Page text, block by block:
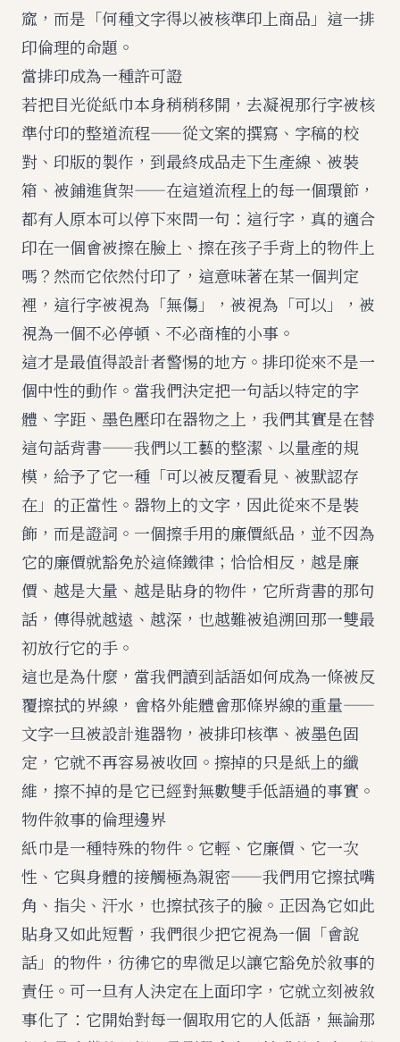
窳，而是「何種文字得以被核準印上商品」這一排
印倫理的命題。
當排印成為一種許可證
若把目光從紙巾本身稍稍移開，去凝視那行字被核
準付印的整道流程——從文案的撰寫、字稿的校
對、印版的製作，到最終成品走下生產線、被裝
箱、被鋪進貨架——在這道流程上的每一個環節，
都有人原本可以停下來問一句：這行字，真的適合
印在一個會被擦在臉上、擦在孩子手背上的物件上
嗎？然而它依然付印了，這意味著在某一個判定
裡，這行字被視為「無傷」，被視為「可以」，被
視為一個不必停頓、不必商榷的小事。
這才是最值得設計者警惕的地方。排印從來不是一
個中性的動作。當我們決定把一句話以特定的字
體、字距、墨色壓印在器物之上，我們其實是在替
這句話背書——我們以工藝的整潔、以量產的規
模，給予了它一種「可以被反覆看見、被默認存
在」的正當性。器物上的文字，因此從來不是裝
飾，而是證詞。一個擦手用的廉價紙品，並不因為
它的廉價就豁免於這條鐵律；恰恰相反，越是廉
價、越是大量、越是貼身的物件，它所背書的那句
話，傳得就越遠、越深，也越難被追溯回那一雙最
初放行它的手。
這也是為什麼，當我們讀到話語如何成為一條被反
覆擦拭的界線 ，會格外能體會那條界線的重量——
文字一旦被設計進器物，被排印核準、被墨色固
定，它就不再容易被收回。擦掉的只是紙上的纖
維，擦不掉的是它已經對無數雙手低語過的事實。
物件敘事的倫理邊界
紙巾是一種特殊的物件。它輕、它廉價、它一次
性、它與身體的接觸極為親密——我們用它擦拭嘴
角、指尖、汗水，也擦拭孩子的臉。正因為它如此
貼身又如此短暫，我們很少把它視為一個「會說
話」的物件，彷彿它的卑微足以讓它豁免於敘事的
責任。可一旦有人決定在上面印字，它就立刻被敘
事化了：它開始對每一個取用它的人低語，無論那